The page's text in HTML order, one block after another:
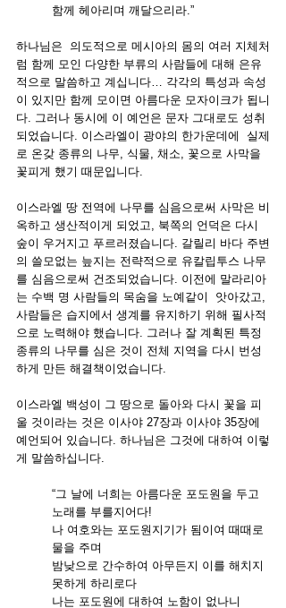
함께 헤아리며 깨달으리라.”
하나님은  의도적으로 메시아의 몸의 여러 지체처
럼 함께 모인 다양한 부류의 사람들에 대해 은유
적으로 말씀하고 계십니다… 각각의 특성과 속성
이 있지만 함께 모이면 아름다운 모자이크가 됩니
다. 그러나 동시에 이 예언은 문자 그대로도 성취
되었습니다. 이스라엘이 광야의 한가운데에  실제
로 온갖 종류의 나무, 식물, 채소, 꽃으로 사막을
꽃피게 했기 때문입니다.
이스라엘 땅 전역에 나무를 심음으로써 사막은 비
옥하고 생산적이게 되었고, 북쪽의 언덕은 다시
숲이 우거지고 푸르러졌습니다. 갈릴리 바다 주변
의 쓸모없는 늪지는 전략적으로 유칼립투스 나무
를 심음으로써 건조되었습니다. 이전에 말라리아
는 수백 명 사람들의 목숨을 노예같이  앗아갔고,
사람들은 습지에서 생계를 유지하기 위해 필사적
으로 노력해야 했습니다. 그러나 잘 계획된 특정
종류의 나무를 심은 것이 전체 지역을 다시 번성
하게 만든 해결책이었습니다.
이스라엘 백성이 그 땅으로 돌아와 다시 꽃을 피
울 것이라는 것은 이사야 27장과 이사야 35장에
예언되어 있습니다. 하나님은 그것에 대하여 이렇
게 말씀하십니다.
“그 날에 너희는 아름다운 포도원을 두고
노래를 부를지어다!
나 여호와는 포도원지기가 됨이여 때때로
물을 주며
밤낮으로 간수하여 아무든지 이를 해치지
못하게 하리로다
나는 포도원에 대하여 노함이 없나니